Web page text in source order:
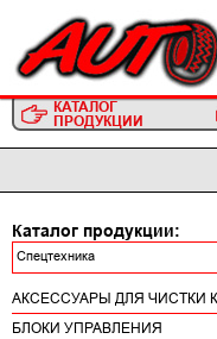
КАТАЛОГ
ПРОДУКЦИИ
Каталог продукции:
Спецтехника
АКСЕССУАРЫ ДЛЯ ЧИСТКИ
БЛОКИ УПРАВЛЕНИЯ